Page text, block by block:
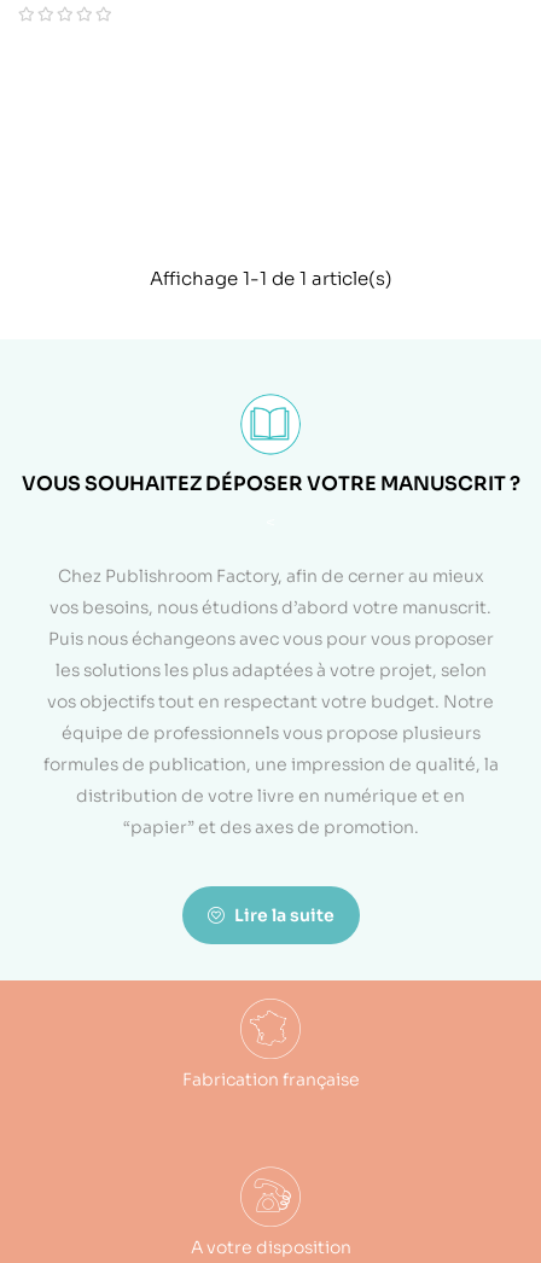
Affichage 1-1 de 1 article(s)
VOUS SOUHAITEZ DÉPOSER VOTRE MANUSCRIT ?
Chez Publishroom Factory, afin de cerner au mieux
vos besoins, nous étudions d’abord votre manuscrit.
Puis nous échangeons avec vous pour vous proposer
les solutions les plus adaptées à votre projet, selon
vos objectifs tout en respectant votre budget. Notre
équipe de professionnels vous propose plusieurs
formules de publication, une impression de qualité, la
distribution de votre livre en numérique et en
“papier” et des axes de promotion.
Lire la suite
Fabrication française
A votre disposition